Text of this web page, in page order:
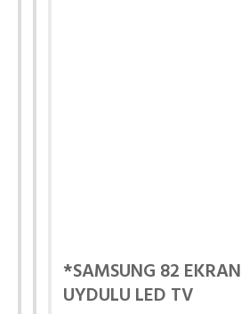
*SAMSUNG 82 EKRAN
UYDULU LED TV